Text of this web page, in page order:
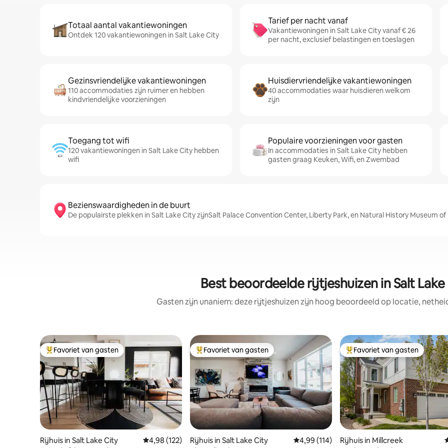
Totaal aantal vakantiewoningen
Ontdek 120 vakantiewoningen in Salt Lake City
Tarief per nacht vanaf
Vakantiewoningen in Salt Lake City vanaf € 26
per nacht, exclusief belastingen en toeslagen
Gezinsvriendelijke vakantiewoningen
110 accommodaties zijn ruimer en hebben
kindvriendelijke voorzieningen
Huisdiervriendelijke vakantiewoningen
40 accommodaties waar huisdieren welkom
zijn
Toegang tot wifi
120 vakantiewoningen in Salt Lake City hebben
wifi
Populaire voorzieningen voor gasten
In accommodaties in Salt Lake City hebben
gasten graag Keuken, Wifi, en Zwembad
Bezienswaardigheden in de buurt
De populairste plekken in Salt Lake City zijnSalt Palace Convention Center, Liberty Park, en Natural History Museum
Best beoordeelde rijtjeshuizen in Salt
Gasten zijn unaniem: deze rijtjeshuizen zijn hoog beoordeeld op locatie,
Topfavoriet van gasten
Favoriet van gasten
Rijhuis in Salt Lake City Gemiddelde beoordeling van 4,98 op 5, 122 recensies
4,98 (122)
Topfavoriet van gasten
Favoriet van gasten
Rijhuis in Salt Lake City Gemiddelde beoordeling van 4,99 op 5, 114
4,99 (114)
Topfavoriet van gasten
Favoriet van gasten
Rijhuis in Millcreek